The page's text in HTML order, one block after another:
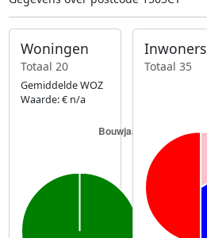
Woningen
Totaal 20
Gemiddelde WOZ
Waarde: € n/a
Inwoners
Totaal 35